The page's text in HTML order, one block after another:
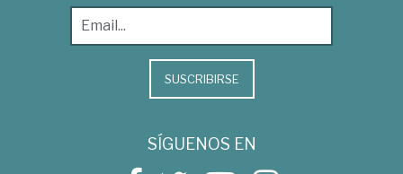
SUSCRIBIRSE
SÍGUENOS EN